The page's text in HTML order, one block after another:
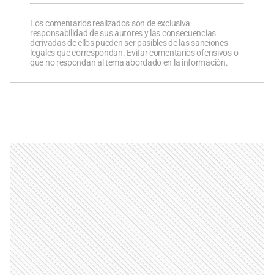
Los comentarios realizados son de exclusiva
responsabilidad de sus autores y las consecuencias
derivadas de ellos pueden ser pasibles de las sanciones
legales que correspondan. Evitar comentarios ofensivos o
que no respondan al tema abordado en la información.